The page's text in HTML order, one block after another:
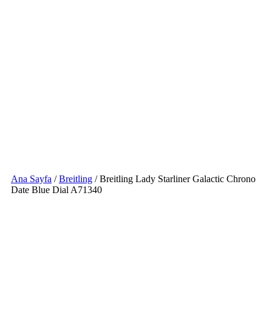
Ana Sayfa /Breitling / Breitling Lady Starliner Galactic Chrono
Date Blue Dial A71340